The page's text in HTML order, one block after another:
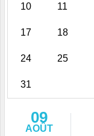
10 11
17 18
24 25
31
09
AOÛT